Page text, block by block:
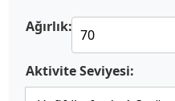
Ağırlık:
Aktivite Seviyesi: